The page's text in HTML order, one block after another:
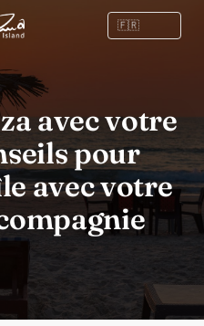
avec votre
pour
avec votre